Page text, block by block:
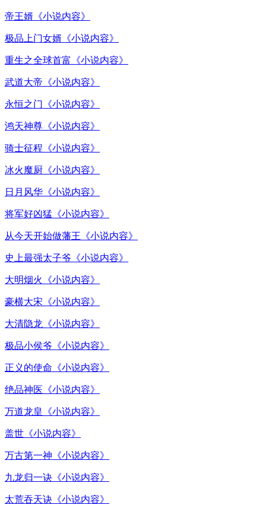
帝王婿《小说内容》
极品上门女婿《小说内容》
重生之全球首富《小说内容》
武道大帝《小说内容》
永恒之门《小说内容》
鸿天神尊《小说内容》
骑士征程《小说内容》
冰火魔厨《小说内容》
日月风华《小说内容》
将军好凶猛《小说内容》
从今天开始做藩王《小说内容》
史上最强太子爷《小说内容》
大明烟火《小说内容》
豪横大宋《小说内容》
大清隐龙《小说内容》
极品小侯爷《小说内容》
正义的使命《小说内容》
绝品神医《小说内容》
万道龙皇《小说内容》
盖世《小说内容》
万古第一神《小说内容》
九龙归一诀《小说内容》
太荒吞天诀《小说内容》